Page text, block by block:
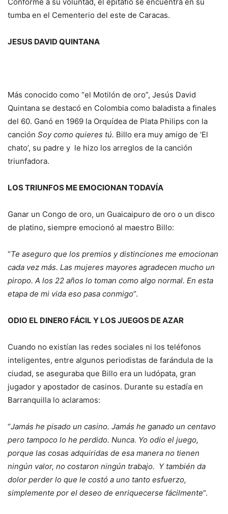
tumba en el Cementerio del este de Caracas.
JESUS DAVID QUINTANA
Más conocido como “el Motilón de oro”, Jesús David
Quintana se destacó en Colombia como baladista a finales
del 60. Ganó en 1969 la Orquídea de Plata Philips con la
canción Soy como quieres tú. Billo era muy amigo de ‘El
chato’, su padre y le hizo los arreglos de la canción
triunfadora.
LOS TRIUNFOS ME EMOCIONAN TODAVÍA
Ganar un Congo de oro, un Guaicaipuro de oro o un disco
de platino, siempre emocionó al maestro Billo:
“Te aseguro que los premios y distinciones me emocionan
cada vez más. Las mujeres mayores agradecen mucho un
piropo. A los 22 años lo toman como algo normal. En esta
etapa de mi vida eso pasa conmigo“.
ODIO EL DINERO FÁCIL Y LOS JUEGOS DE AZAR
Cuando no existían las redes sociales ni los teléfonos
inteligentes, entre algunos periodistas de farándula de la
ciudad, se aseguraba que Billo era un ludópata, gran
jugador y apostador de casinos. Durante su estadía en
Barranquilla lo aclaramos:
“Jamás he pisado un casino. Jamás he ganado un centavo
pero tampoco lo he perdido. Nunca. Yo odio el juego,
porque las cosas adquiridas de esa manera no tienen
ningún valor, no costaron ningún trabajo. Y también da
dolor perder lo que le costó a uno tanto esfuerzo,
simplemente por el deseo de enriquecerse fácilmente“.